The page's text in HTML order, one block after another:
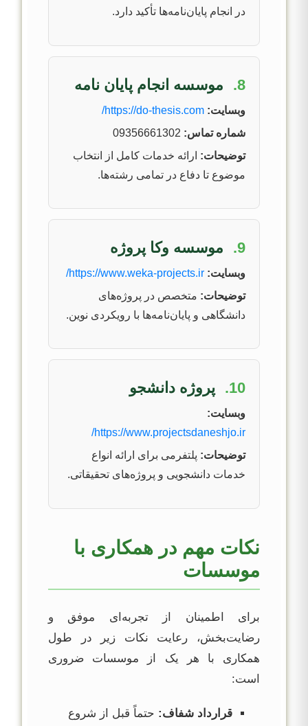
در انجام پایان‌نامه‌ها تأکید دارد.
8. موسسه انجام پایان نامه
وبسایت: https://do-thesis.com/
شماره تماس:
توضیحات: ارائه خدمات کامل از انتخاب
موضوع تا دفاع در تمامی رشته‌ها.
9. موسسه وکا پروژه
وبسایت: https://www.weka-projects.ir/
توضیحات: متخصص در پروژه‌های
دانشگاهی و پایان‌نامه‌ها با رویکردی نوین.
10. پروژه دانشجو
وبسایت:
https://www.projectsdaneshjo.ir/
توضیحات: پلتفرمی برای ارائه انواع
خدمات دانشجویی و پروژه‌های تحقیقاتی.
نکات مهم در همکاری با
موسسات
برای اطمینان از تجربه‌ای موفق و
رضایت‌بخش، رعایت نکات زیر در طول
همکاری با هر یک از موسسات ضروری
است:
قرارداد شفاف: حتماً قبل از شروع